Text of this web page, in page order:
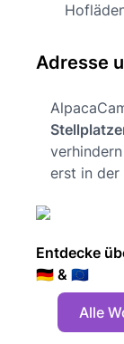
Adresse
erst in der
Entdecke
🇩🇪 & 🇪🇺
Alle